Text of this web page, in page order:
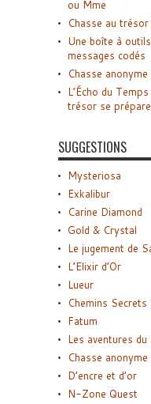
ou Mme
Chasse au
Une boîte à
messages codés
Chasse
L’Écho du
trésor se prépare
SUGGESTIONS
Mysteriosa
Exkalibur
Carine Diamond
Gold & Crystal
Le jugement de
L’Elixir d’Or
Lueur
Chemins Secrets
Fatum
Les aventures
Chasse anonyme
D’encre et d’or
N-Zone Quest